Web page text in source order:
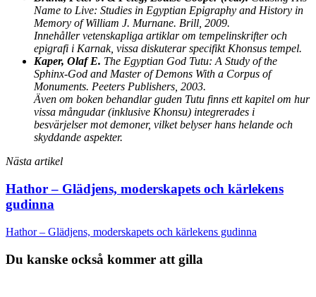
Name to Live: Studies in Egyptian Epigraphy and History in
Memory of William J. Murnane. Brill, 2009.
Innehåller vetenskapliga artiklar om tempelinskrifter och
epigrafi i Karnak, vissa diskuterar specifikt Khonsus tempel.
Kaper, Olaf E. The Egyptian God Tutu: A Study of the
Sphinx-God and Master of Demons With a Corpus of
Monuments. Peeters Publishers, 2003.
Även om boken behandlar guden Tutu finns ett kapitel om hur
vissa mångudar (inklusive Khonsu) integrerades i
besvärjelser mot demoner, vilket belyser hans helande och
skyddande aspekter.
Nästa artikel
Hathor – Glädjens, moderskapets och kärlekens
gudinna
Hathor – Glädjens, moderskapets och kärlekens gudinna
Du kanske också kommer att gilla